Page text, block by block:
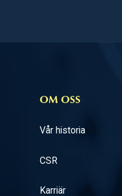
OM OSS
Vår historia
CSR
Karriär